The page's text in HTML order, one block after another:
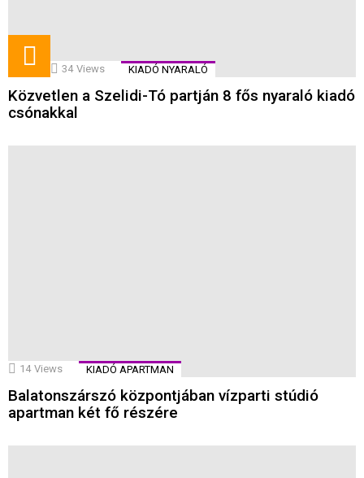
34 Views KIADÓ NYARALÓ
Közvetlen a Szelidi-Tó partján 8 fős nyaraló kiadó
csónakkal
14 Views KIADÓ APARTMAN
Balatonszárszó központjában vízparti stúdió
apartman két fő részére